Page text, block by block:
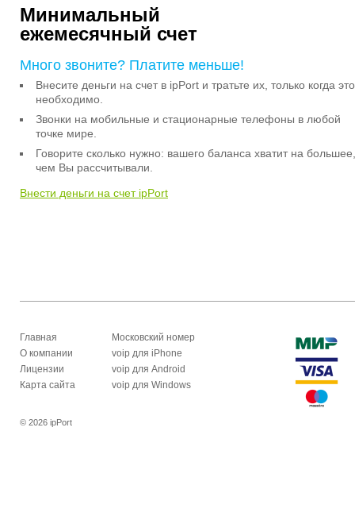
Минимальный
ежемесячный счет
Много звоните? Платите меньше!
Внесите деньги на счет в ipPort и тратьте их, только когда это
необходимо.
Звонки на мобильные и стационарные телефоны в любой
точке мире.
Говорите сколько нужно: вашего баланса хватит на большее,
чем Вы рассчитывали.
Внести деньги на счет ipPort
Главная
О компании
Лицензии
Карта сайта
Московский номер
voip для iPhone
voip для Android
voip для Windows
© 2026 ipPort